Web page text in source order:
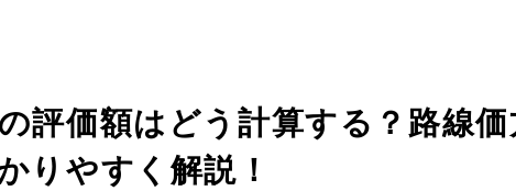
評価額はどう計算する？路線価
りやすく解説！